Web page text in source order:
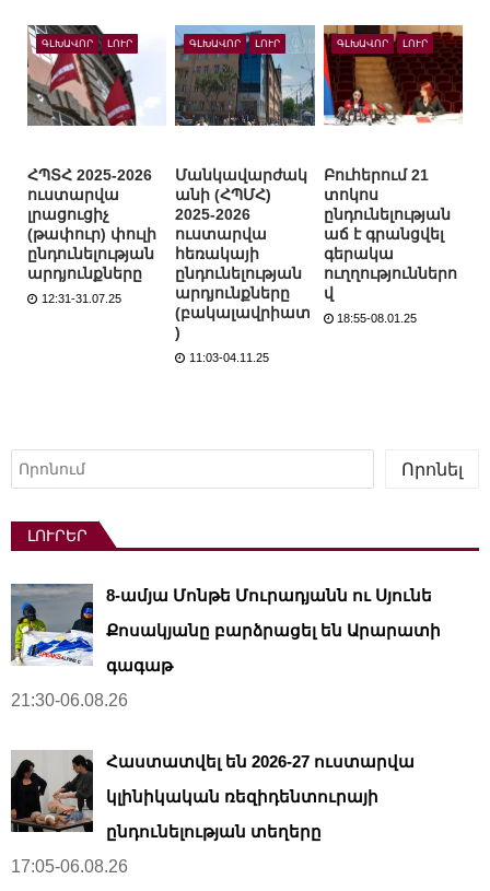
ԳԼԽԱՎՈՐ ԼՈՒՐ
ՀՊՏՀ 2025-2026
ուստարվա
լրացուցիչ
(թափուր) փուլի
ընդունելության
արդյունքները
12:31-31.07.25
ԳԼԽԱՎՈՐ ԼՈՒՐ
Մանկավարժակ
անի (ՀՊՄՀ)
2025-2026
ուստարվա
հեռակայի
ընդունելության
արդյունքները
(բակալավրիատ
)
11:03-04.11.25
ԳԼԽԱՎՈՐ ԼՈՒՐ
Բուհերում 21
տոկոս
ընդունելության
աճ է գրանցվել
գերակա
ուղղություններո
վ
18:55-08.01.25
Որոնել
Որոնել
ԼՈՒՐԵՐ
8-ամյա Մոնթե Մուրադյանն ու Սյունե
Քոսակյանը բարձրացել են Արարատի
գագաթ
21:30-06.08.26
Հաստատվել են 2026-27 ուստարվա
կլինիկական ռեզիդենտուրայի
ընդունելության տեղերը
17:05-06.08.26